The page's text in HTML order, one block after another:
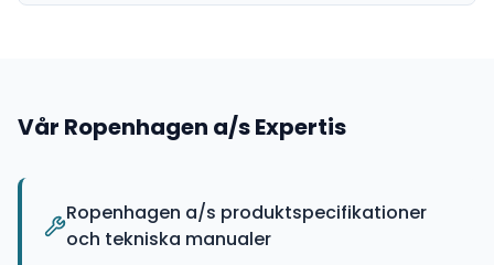
Vår Ropenhagen a/sExpertis
Ropenhagen a/s produktspecifikationer
och tekniska manualer